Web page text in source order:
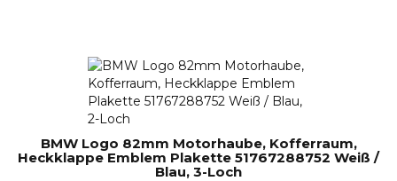
BMW Logo 82mm Motorhaube, Kofferraum,
Heckklappe Emblem Plakette 51767288752 Weiß /
Blau, 3-Loch